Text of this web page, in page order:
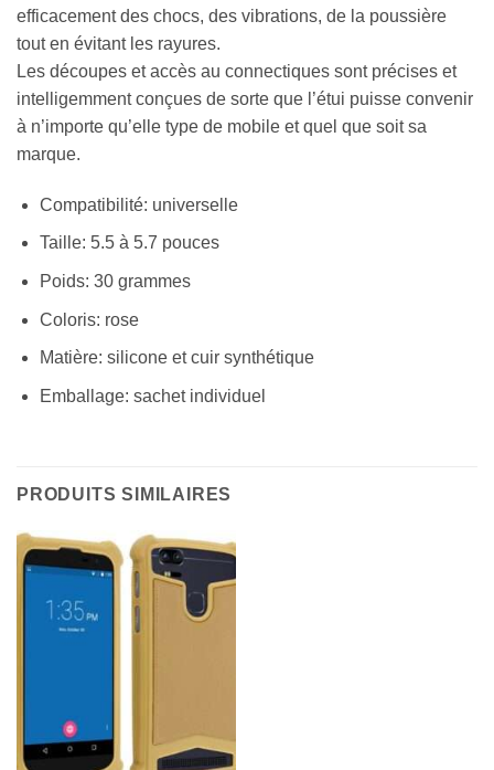
efficacement des chocs, des vibrations, de la poussière
tout en évitant les rayures.
Les découpes et accès au connectiques sont précises et
intelligemment conçues de sorte que l’étui puisse convenir
à n’importe qu’elle type de mobile et quel que soit sa
marque.
Compatibilité: universelle
Taille: 5.5 à 5.7 pouces
Poids: 30 grammes
Coloris: rose
Matière: silicone et cuir synthétique
Emballage: sachet individuel
PRODUITS SIMILAIRES